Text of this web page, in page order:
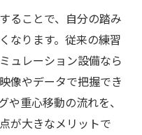
で飛距離アップを
たスイングを生む
ることで、自分の踏み
なります。従来の練習
ュレーション設備なら
像やデータで把握でき
や重心移動の流れを、
が大きなメリットで